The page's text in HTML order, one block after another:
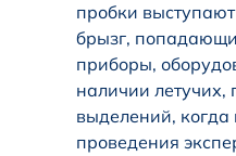
пробки
брызг,
приборы,
наличии летучих,
выделений, когда
проведения